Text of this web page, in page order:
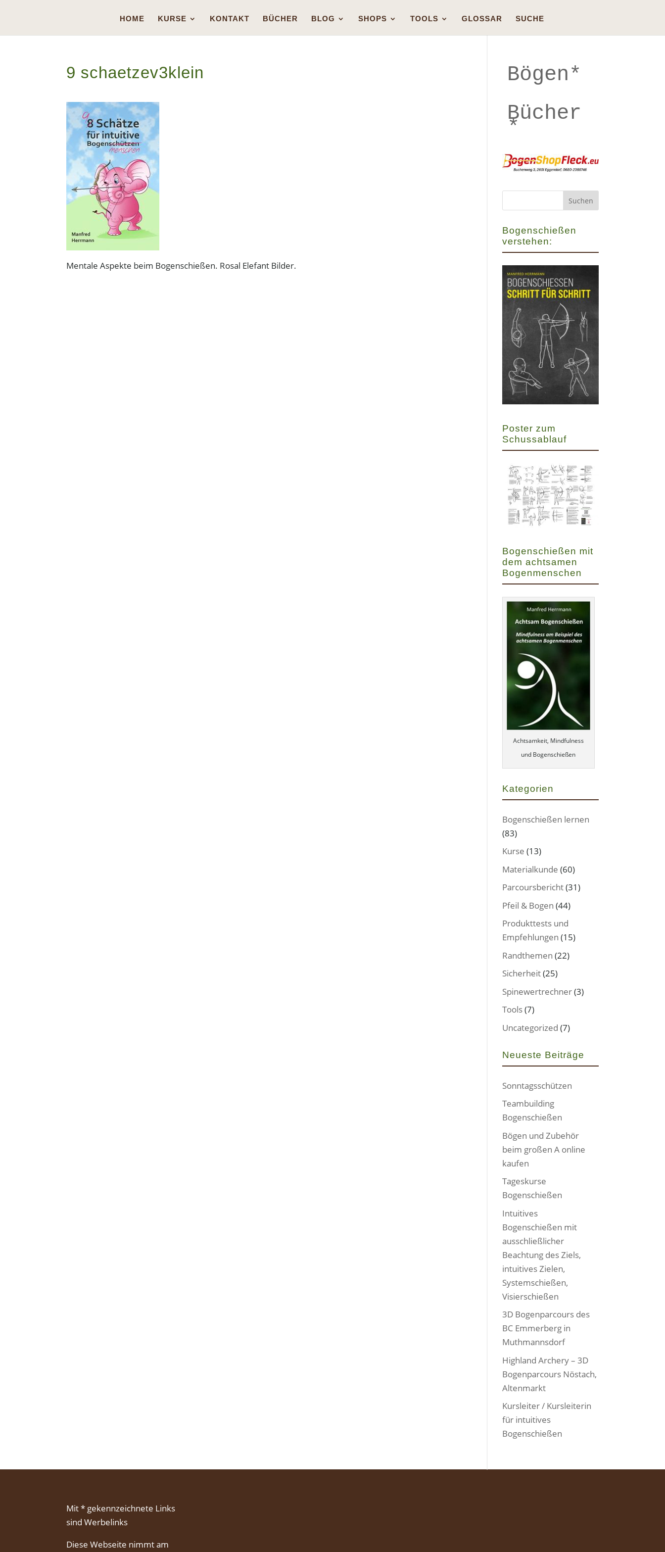
HOME KURSE KONTAKT BÜCHER BLOG SHOPS TOOLS GLOSSAR SUCHE
9 schaetzev3klein
Mentale Aspekte beim Bogenschießen. Rosal Elefant Bilder.
Bögen*
Bücher
*
Bogenschießen
verstehen:
Poster zum
Schussablauf
Bogenschießen mit
dem achtsamen
Bogenmenschen
Achtsamkeit, Mindfulness
und Bogenschießen
Kategorien
Bogenschießen lernen
(83)
Kurse (13)
Materialkunde (60)
Parcoursbericht(31)
Pfeil & Bogen (44)
Produkttests und
Empfehlungen (15)
Randthemen (22)
Sicherheit(25)
Spinewertrechner(3)
Tools(7)
Uncategorized (7)
Neueste Beiträge
Sonntagsschützen
Teambuilding
Bogenschießen
Bögen und Zubehör
beim großen A online
kaufen
Tageskurse
Bogenschießen
Intuitives
Bogenschießen mit
ausschließlicher
Beachtung des Ziels,
intuitives Zielen,
Systemschießen,
Visierschießen
3D Bogenparcours des
BC Emmerberg in
Muthmannsdorf
Highland Archery – 3D
Bogenparcours Nöstach,
Altenmarkt
Kursleiter / Kursleiterin
für intuitives
Bogenschießen
Mit * gekennzeichnete Links
sind Werbelinks
Diese Webseite nimmt am